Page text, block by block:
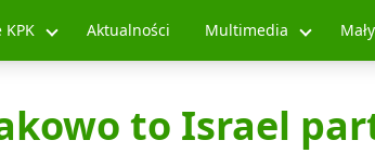
Aktualności Multimedia
to Israel